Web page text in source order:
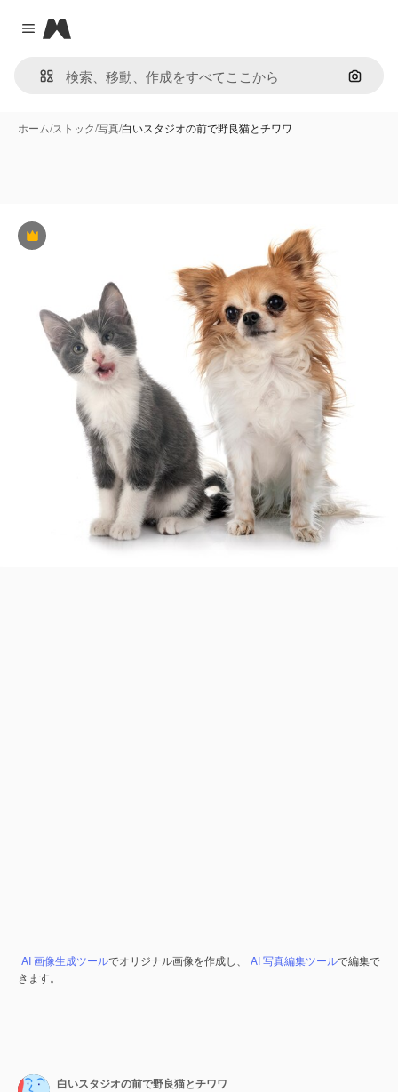
Close menu
Magnific
画像で
ホーム/ストック/写真/白いスタジオの前で野良猫とチワワ
Premium
AI 画像生成ツールでオリジナル画像を作成し、 AI 写真編集ツールで編集で
きます。
白いスタジオの前で野良猫とチワワ